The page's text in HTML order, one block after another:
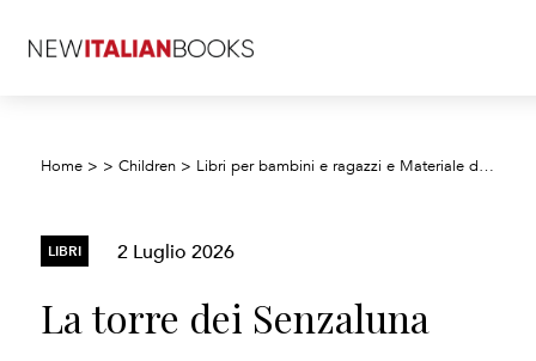
Home > >Children > Libri per bambini e ragazzi e Materiale didattico
LIBRI 2 Luglio 2026
La torre dei Senzaluna